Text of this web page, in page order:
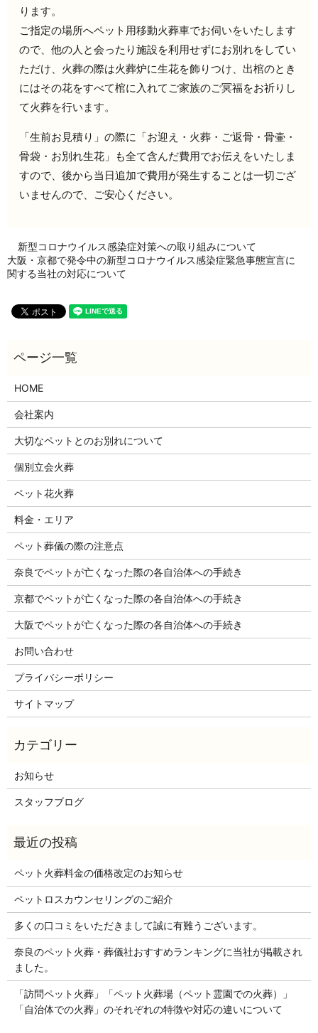
ります。
ご指定の場所へペット用移動火葬車でお伺いをいたします
ので、他の人と会ったり施設を利用せずにお別れをしてい
ただけ、火葬の際は火葬炉に生花を飾りつけ、出棺のとき
にはその花をすべて棺に入れてご家族のご冥福をお祈りし
て火葬を行います。
「生前お見積り」の際に「お迎え・火葬・ご返骨・骨壷・
骨袋・お別れ生花」も全て含んだ費用でお伝えをいたしま
すので、後から当日追加で費用が発生することは一切ござ
いませんので、ご安心ください。
新型コロナウイルス感染症対策への取り組みについて
大阪・京都で発令中の新型コロナウイルス感染症緊急事態宣言に
関する当社の対応について
HOME
会社案内
大切なペットとのお別れについて
個別立会火葬
ペット花火葬
料金・エリア
ペット葬儀の際の注意点
奈良でペットが亡くなった際の各自治体への手続き
京都でペットが亡くなった際の各自治体への手続き
大阪でペットが亡くなった際の各自治体への手続き
お問い合わせ
プライバシーポリシー
サイトマップ
お知らせ
スタッフブログ
ペット火葬料金の価格改定のお知らせ
ペットロスカウンセリングのご紹介
多くの口コミをいただきまして誠に有難うございます。
奈良のペット火葬・葬儀社おすすめランキングに当社が掲載され
ました。
「訪問ペット火葬」「ペット火葬場（ペット霊園での火葬）」
「自治体での火葬」のそれぞれの特徴や対応の違いについて